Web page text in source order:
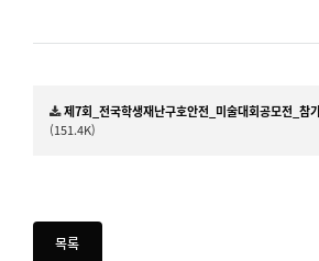
제7회_전국학생재난구호안전_미술대회공모전_
(151.4K)